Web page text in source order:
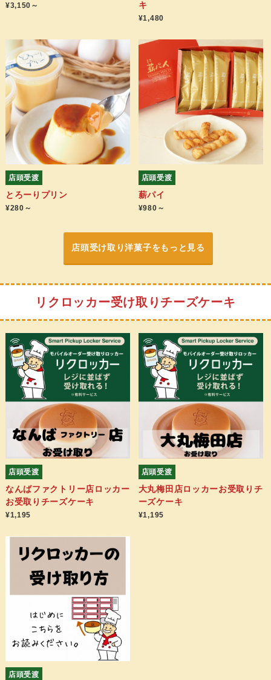
¥3,150～ キ
¥1,480
店頭受渡
とろーりプリン
¥280～
店頭受渡
薪パイ
¥980～
店頭受け取り洋菓子をもっと見る
リクロッカー受け取りチーズケーキ
店頭受渡
なんばファクトリー店ロッカー
お受取りチーズケーキ
¥1,195
店頭受渡
大丸梅田店ロッカーお受取りチ
ーズケーキ
¥1,195
店頭受渡